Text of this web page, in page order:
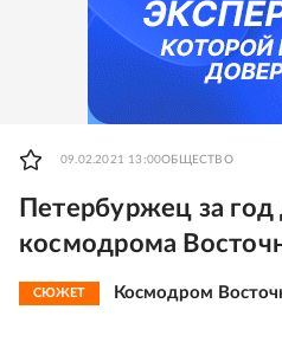
09.02.2021 13:00ОБЩЕСТВО
Петербуржец за
космодрома
СЮЖЕТ Космодром